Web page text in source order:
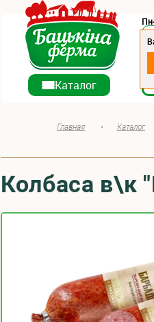
Каталог
Главная • Каталог
Колбаса в\к